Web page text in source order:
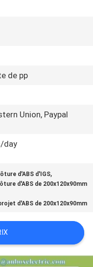
de pp
Union, Paypal
day
d'ABS d'IGS,
d'ABS de 200x120x90mm
d'ABS de 200x120x90mm